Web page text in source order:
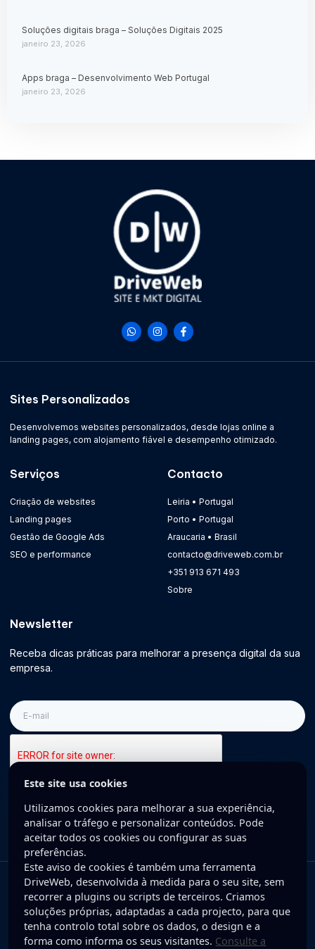
Soluções digitais braga – Soluções Digitais 2025
janeiro 23, 2026
Apps braga – Desenvolvimento Web Portugal
janeiro 23, 2026
Sites Personalizados
Desenvolvemos websites personalizados, desde lojas online a
landing pages, com alojamento fiável e desempenho otimizado.
Serviços
Criação de websites
Landing pages
Gestão de Google Ads
SEO e performance
Contacto
Leiria • Portugal
Porto • Portugal
Araucaria • Brasil
contacto@driveweb.com.br
+351 913 671 493
Sobre
Newsletter
Receba dicas práticas para melhorar a presença digital da sua
empresa.
E-
mail
Inscreva-se
Copyright © 2025 DriveWeb. Todos os direitos reservados. Desenvolvido
por DriveWeb.
Política de Privacidade
Este site usa cookies
Utilizamos cookies para melhorar a sua experiência,
analisar o tráfego e personalizar conteúdos. Pode
aceitar todos os cookies ou configurar as suas
preferências.
Este aviso de cookies é também uma ferramenta
DriveWeb, desenvolvida à medida para o seu site, sem
recorrer a plugins ou scripts de terceiros. Criamos
soluções próprias, adaptadas a cada projecto, para que
tenha controlo total sobre os dados, o design e a
forma como informa os seus visitantes. Consulte a